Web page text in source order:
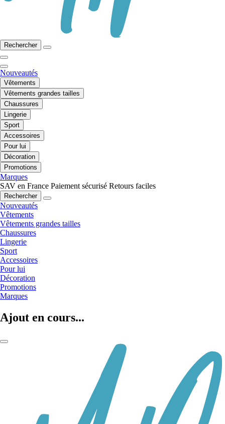
Rechercher
Nouveautés
Vêtements
Vêtements grandes tailles
Chaussures
Lingerie
Sport
Accessoires
Pour lui
Décoration
Promotions
Marques
SAV en France Paiement sécurisé Retours faciles
Rechercher
Nouveautés
Vêtements
Vêtements grandes tailles
Chaussures
Lingerie
Sport
Accessoires
Pour lui
Décoration
Promotions
Marques
Ajout en cours...